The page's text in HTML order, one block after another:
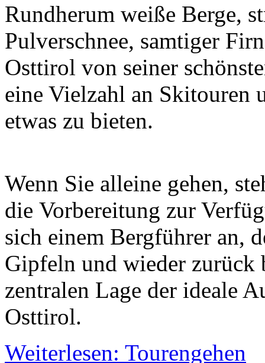
Rundherum weiße Berge,
Pulverschnee, samtiger
Osttirol von seiner
eine Vielzahl an Skitouren
etwas zu bieten.
Wenn Sie alleine gehen,
die Vorbereitung zur
sich einem Bergführer an,
Gipfeln und wieder
zentralen Lage der ideale
Osttirol.
Weiterlesen: Tourengehen